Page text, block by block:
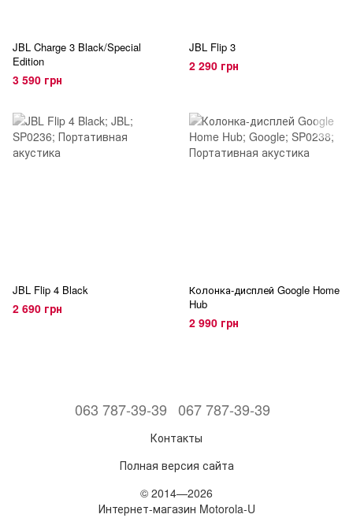
JBL Charge 3 Black/Special
Edition
3 590 грн
JBL Flip 3
2 290 грн
JBL Flip 4 Black
2 690 грн
Колонка-дисплей Google Home
Hub
2 990 грн
063 787-39-39 067 787-39-39
Контакты
Полная версия сайта
© 2014—2026
Интернет-магазин Motorola-U